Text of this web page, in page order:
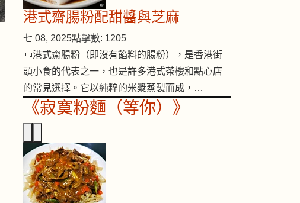
港式齋腸粉配甜醬與芝麻
七 08, 2025點擊數: 1205
📜港式齋腸粉（即沒有餡料的腸粉），是香港街
頭小食的代表之一，也是許多港式茶樓和點心店
的常見選擇。它以純粹的米漿蒸製而成，…
《寂寞粉麵（等你）》